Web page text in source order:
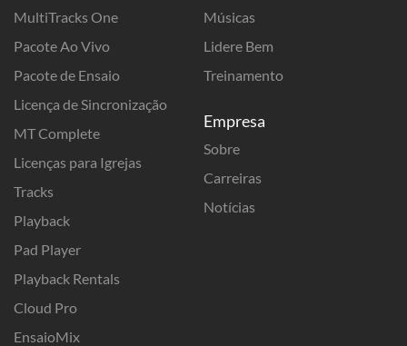
MultiTracks One
Pacote Ao Vivo
Pacote de Ensaio
Licença de Sincronização
MT Complete
Licenças para Igrejas
Tracks
Playback
Pad Player
Playback Rentals
Cloud Pro
EnsaioMix
Músicas
Lidere Bem
Treinamento
Empresa
Sobre
Carreiras
Notícias